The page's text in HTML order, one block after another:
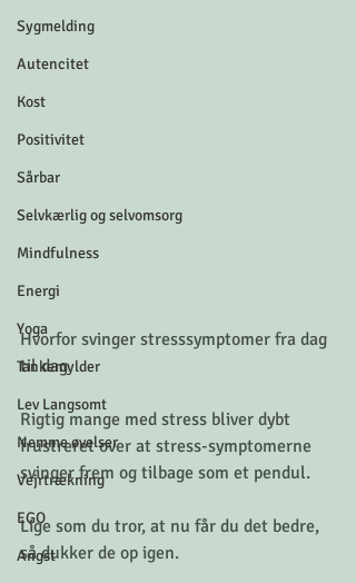
Sygmelding
Autencitet
Kost
Positivitet
Sårbar
Selvkærlig og selvomsorg
Mindfulness
Energi
Yoga
Tankemylder
Lev Langsomt
Nemme øvelser
Vejrtrækning
EGO
Angst
Hvorfor svinger stresssymptomer fra dag
til dag
Rigtig mange med stress bliver dybt
frustreret over at stress-symptomerne
svinger frem og tilbage som et pendul.
Lige som du tror, at nu får du det bedre,
så dukker de op igen.